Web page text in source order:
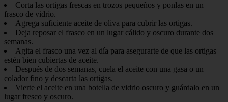
Corta las ortigas frescas en trozos pequeños y ponlas en un
frasco de vidrio.
Agrega suficiente aceite de oliva para cubrir las ortigas.
Deja reposar el frasco en un lugar cálido y oscuro durante dos
semanas.
Agita el frasco una vez al día para asegurarte de que las ortigas
estén bien cubiertas de aceite.
Después de dos semanas, cuela el aceite con una gasa o un
colador fino y descarta las ortigas.
Vierte el aceite en una botella de vidrio oscuro y guárdalo en un
lugar fresco y oscuro.